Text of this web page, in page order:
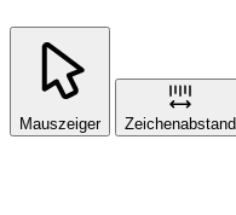
Mauszeiger Zeichenabstand